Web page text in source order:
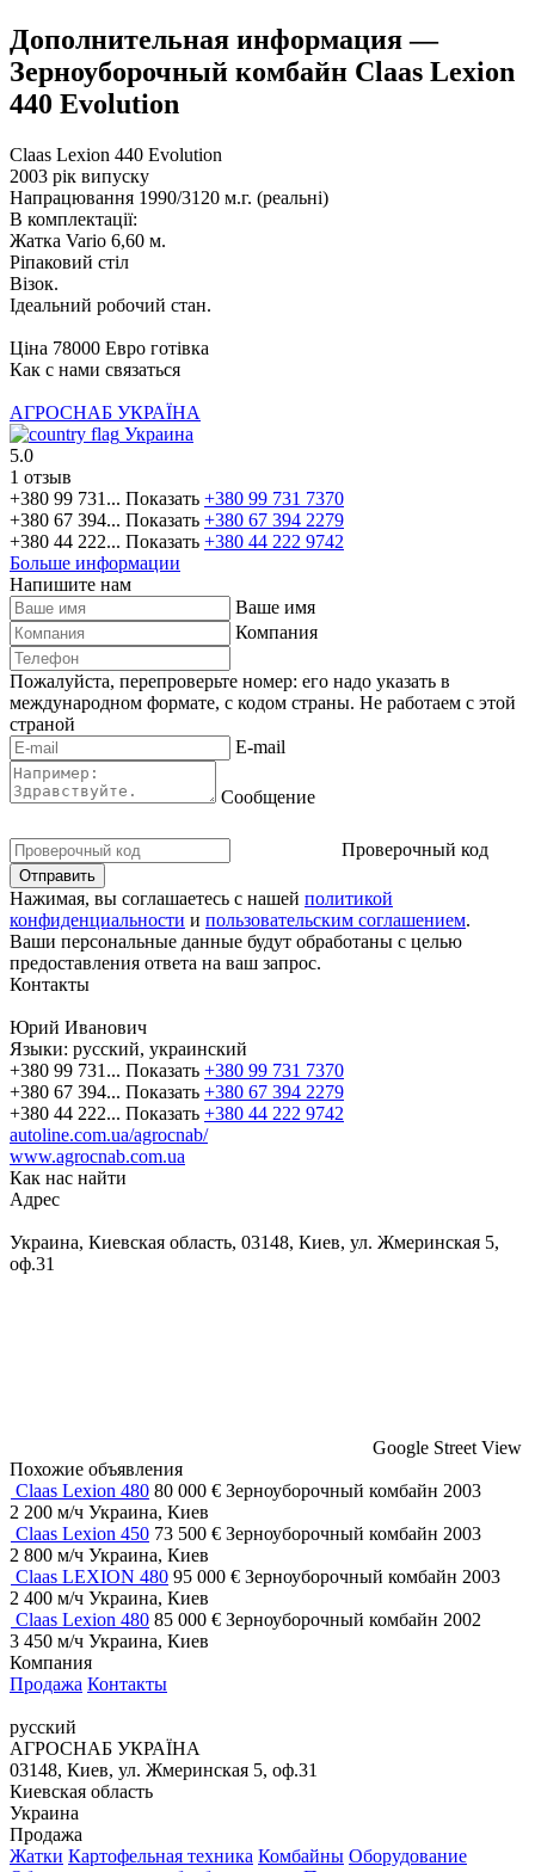
Дополнительная информация —
Зерноуборочный комбайн Claas Lexion
440 Evolution
Claas Lexion 440 Evolution
2003 рік випуску
Напрацювання 1990/3120 м.г. (реальні)
В комплектації:
Жатка Vario 6,60 м.
Ріпаковий стіл
Візок.
Ідеальний робочий стан.
Ціна 78000 Евро готівка
Как с нами связаться
АГРОСНАБ УКРАЇНА
Украина
5.0
1 отзыв
+380 99 731... Показать +380 99 731 7370
+380 67 394... Показать +380 67 394 2279
+380 44 222... Показать +380 44 222 9742
Больше информации
Напишите нам
Ваше имя
Компания
Пожалуйста, перепроверьте номер: его надо указать в
международном формате, с кодом страны. Не работаем с этой
страной
E-mail
Сообщение
Проверочный код
Нажимая, вы соглашаетесь с нашей политикой
конфиденциальности и пользовательским соглашением.
Ваши персональные данные будут обработаны с целью
предоставления ответа на ваш запрос.
Контакты
Юрий Иванович
Языки: русский, украинский
+380 99 731... Показать +380 99 731 7370
+380 67 394... Показать +380 67 394 2279
+380 44 222... Показать +380 44 222 9742
autoline.com.ua/agrocnab/
www.agrocnab.com.ua
Как нас найти
Адрес
Украина, Киевская область, 03148, Киев, ул. Жмеринская 5,
оф.31
Google Street View
Похожие объявления
Claas Lexion 480 80 000 € Зерноуборочный комбайн 2003
2 200 м/ч Украина, Киев
Claas Lexion 450 73 500 € Зерноуборочный комбайн 2003
2 800 м/ч Украина, Киев
Claas LEXION 480 95 000 € Зерноуборочный комбайн 2003
2 400 м/ч Украина, Киев
Claas Lexion 480 85 000 € Зерноуборочный комбайн 2002
3 450 м/ч Украина, Киев
Компания
Продажа Контакты
русский
АГРОСНАБ УКРАЇНА
03148, Киев, ул. Жмеринская 5, оф.31
Киевская область
Украина
Продажа
Жатки Картофельная техника Комбайны Оборудование